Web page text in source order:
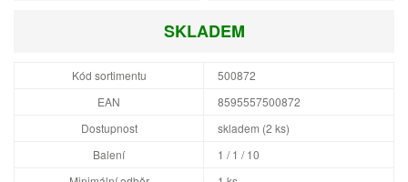
SKLADEM
Kód sortimentu
500872
EAN
8595557500872
Dostupnost
skladem (2 ks)
Balení
1 / 1 / 10